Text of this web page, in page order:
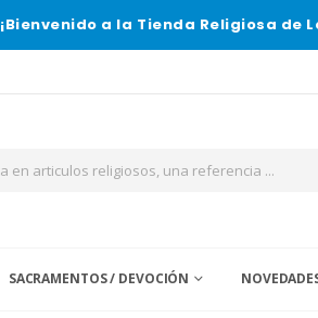
¡Bienvenido a la Tienda Religiosa de
SACRAMENTOS / DEVOCIÓN